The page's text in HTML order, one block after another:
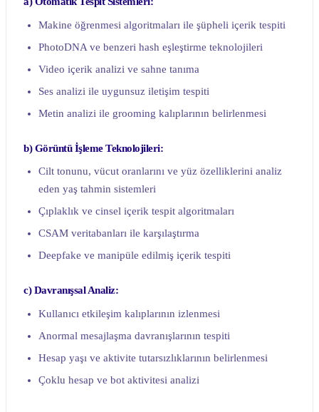
Makine öğrenmesi algoritmaları ile şüpheli içerik tespiti
PhotoDNA ve benzeri hash eşleştirme teknolojileri
Video içerik analizi ve sahne tanıma
Ses analizi ile uygunsuz iletişim tespiti
Metin analizi ile grooming kalıplarının belirlenmesi
b) Görüntü İşleme Teknolojileri:
Cilt tonunu, vücut oranlarını ve yüz özelliklerini analiz
eden yaş tahmin sistemleri
Çıplaklık ve cinsel içerik tespit algoritmaları
CSAM veritabanları ile karşılaştırma
Deepfake ve manipüle edilmiş içerik tespiti
c) Davranışsal Analiz:
Kullanıcı etkileşim kalıplarının izlenmesi
Anormal mesajlaşma davranışlarının tespiti
Hesap yaşı ve aktivite tutarsızlıklarının belirlenmesi
Çoklu hesap ve bot aktivitesi analizi